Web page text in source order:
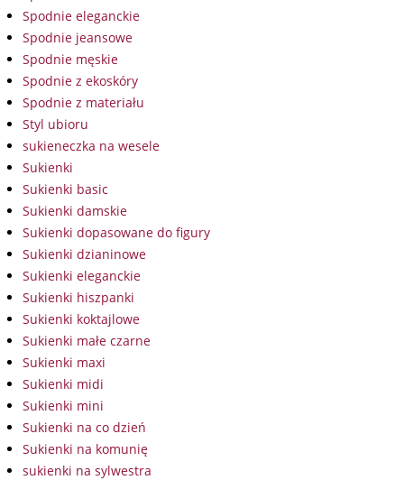
Spodnie eleganckie
Spodnie jeansowe
Spodnie męskie
Spodnie z ekoskóry
Spodnie z materiału
Styl ubioru
sukieneczka na wesele
Sukienki
Sukienki basic
Sukienki damskie
Sukienki dopasowane do figury
Sukienki dzianinowe
Sukienki eleganckie
Sukienki hiszpanki
Sukienki koktajlowe
Sukienki małe czarne
Sukienki maxi
Sukienki midi
Sukienki mini
Sukienki na co dzień
Sukienki na komunię
sukienki na sylwestra